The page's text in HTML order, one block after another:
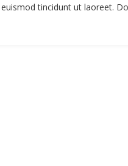
euismod tincidunt ut laoreet.